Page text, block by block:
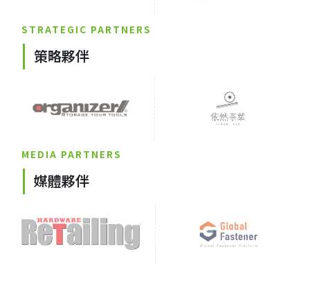
STRATEGIC PARTNERS
策略夥伴
MEDIA PARTNERS
媒體夥伴